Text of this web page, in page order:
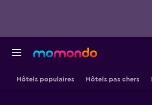
Hôtels populaires Hôtels pas chers